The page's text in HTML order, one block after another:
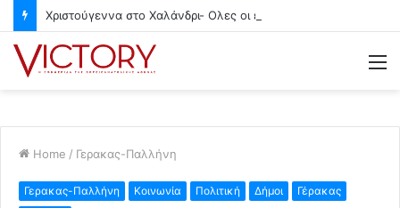
Home / Γερακας-Παλλήνη
Γερακας-Παλλήνη Κοινωνία Πολιτική Δήμοι
Γέρακας